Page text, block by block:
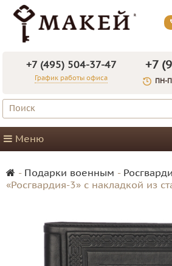
+7 (495) 504-37-47
График работы офиса
+7
ПН-
Меню
- Подарки военным -
«Росгвардия-3» с накладкой из